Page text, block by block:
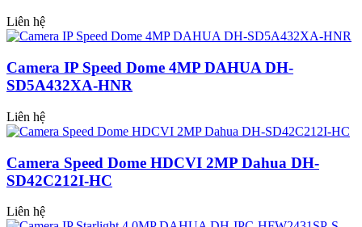
Liên hệ
Camera IP Speed Dome 4MP DAHUA DH-
SD5A432XA-HNR
Liên hệ
Camera Speed Dome HDCVI 2MP Dahua DH-
SD42C212I-HC
Liên hệ